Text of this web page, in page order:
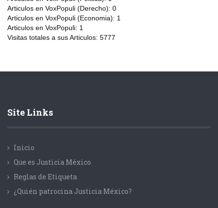
Articulos en VoxPopuli (Derecho): 0
Articulos en VoxPopuli (Economia): 1
Articulos en VoxPopuli: 1
Visitas totales a sus Articulos: 5777
Site Links
Inicio
Que es Justicia México
Reglas de Etiqueta
¿Quién patrocina Justicia México?